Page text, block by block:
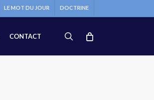
LE MOT DU JOUR DOCTRINE
CONTACT search